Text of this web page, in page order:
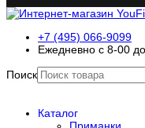
+7 (495) 066-9099
Ежедневно с 8-00
Поиск
Каталог